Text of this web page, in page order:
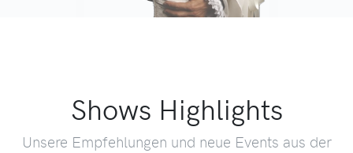
Shows Highlights
Unsere Empfehlungen und neue Events aus der